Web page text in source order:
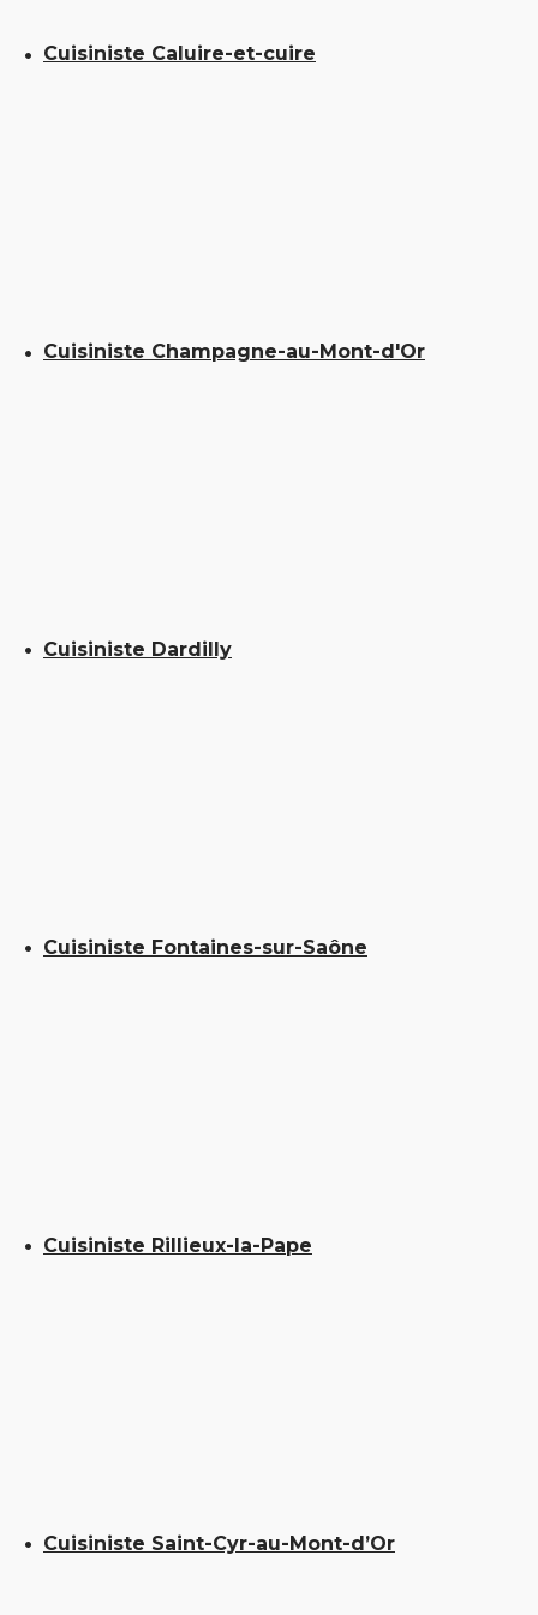
Cuisiniste Caluire-et-cuire
Cuisiniste Champagne-au-Mont-d'Or
Cuisiniste Dardilly
Cuisiniste Fontaines-sur-Saône
Cuisiniste Rillieux-la-Pape
Cuisiniste Saint-Cyr-au-Mont-d’Or